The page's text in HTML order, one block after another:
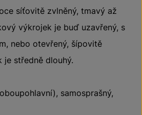
síťovitě zvlněný, tmavý až
výkrojek je buď uzavřený, s
nebo otevřený, šípovitě
je středně dlouhý.
samosprašný,